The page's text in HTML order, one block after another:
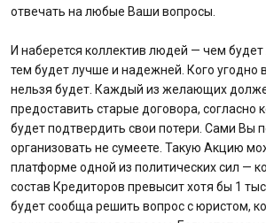
отвечать на любые Ваши вопросы.
И наберется коллектив людей — чем
тем будет лучше и надежней. Кого угодно
нельзя будет. Каждый из желающих
предоставить старые договора, согласно
будет подтвердить свои потери. Сами Вы
организовать не сумеете. Такую Акцию
платформе одной из политических сил —
состав Кредиторов превысит хотя бы 1
будет сообща решить вопрос с юристом,